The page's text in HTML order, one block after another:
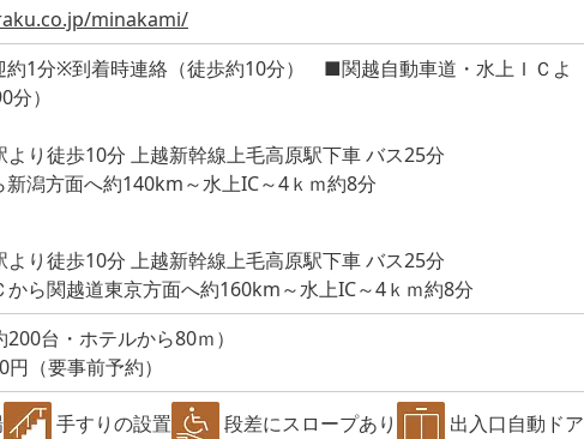
minakami/
1分※到着時連絡（徒歩約10分） ■関越自動車道・水上ＩＣよ
）
り徒歩10分 上越新幹線上毛高原駅下車 バス25分
潟方面へ約140km～水上IC～4ｋｍ約8分
り徒歩10分 上越新幹線上毛高原駅下車 バス25分
ら関越道東京方面へ約160km～水上IC～4ｋｍ約8分
台・ホテルから80ｍ）
（要事前予約）
手すりの設置 段差にスロープあり
出入口自動ドア